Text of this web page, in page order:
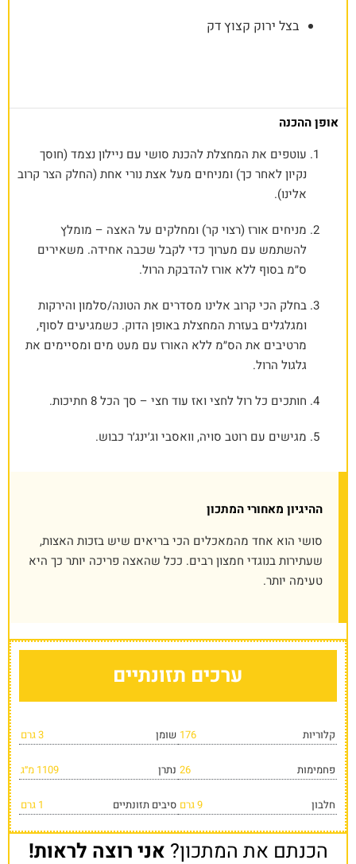
בצל ירוק קצוץ דק
אופן ההכנה
עוטפים את המחצלת להכנת סושי עם ניילון נצמד (חוסך
נקיון לאחר כך) ומניחים מעל אצת נורי אחת (החלק הצר קרוב
אלינו).
מניחים אורז (רצוי קר) ומחלקים על האצה – מומלץ
להשתמש עם מערוך כדי לקבל שכבה אחידה. משאירים
ס״מ בסוף ללא אורז להדבקת הרול.
בחלק הכי קרוב אלינו מסדרים את הטונה/סלמון והירקות
ומגלגלים בעזרת המחצלת באופן הדוק. כשמגיעים לסוף,
מרטיבים את הס״מ ללא האורז עם מעט מים ומסיימים את
גלגול הרול.
חותכים כל רול לחצי ואז עוד חצי – סך הכל 8 חתיכות.
מגישים עם רוטב סויה, וואסבי וג׳ינג׳ר כבוש.
ההיגיון מאחורי המתכון
סושי הוא אחד מהמאכלים הכי בריאים שיש בזכות האצות,
שעתירות בנוגדי חמצון רבים. ככל שהאצה פריכה יותר כך היא
טעימה יותר.
ערכים תזונתיים
קלוריות 176
פחמימות 26
חלבון 9 גרם
שומן 3 גרם
נתרן 1109 מ״ג
סיבים תזונתיים 1 גרם
הכנתם את המתכון? אני רוצה לראות!